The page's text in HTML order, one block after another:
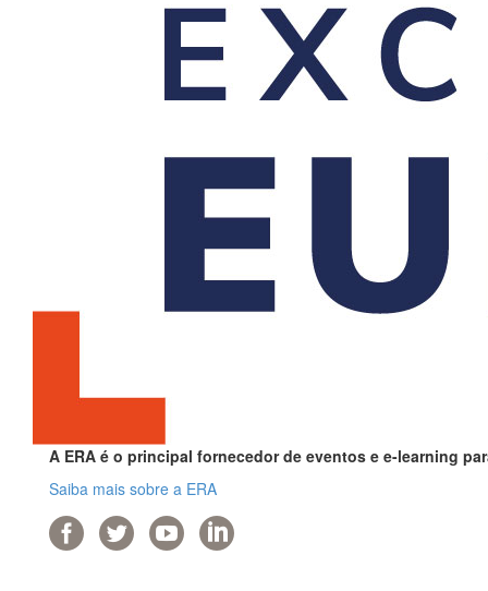
A ERA é o principal fornecedor de eventos e e-learning
Saiba mais sobre a ERA